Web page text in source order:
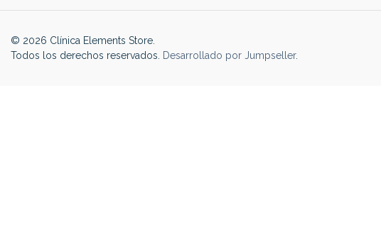
© 2026 Clínica Elements Store.
Todos los derechos reservados. Desarrollado por Jumpseller.